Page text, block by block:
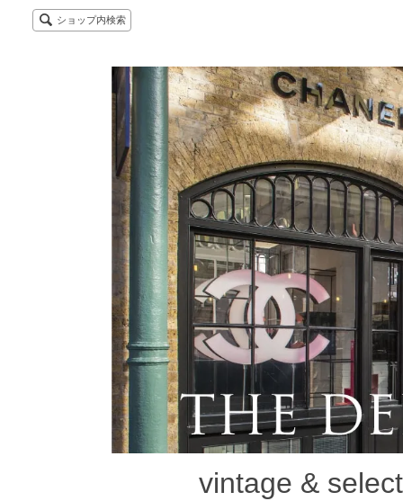
ショップ内検索
vintage &